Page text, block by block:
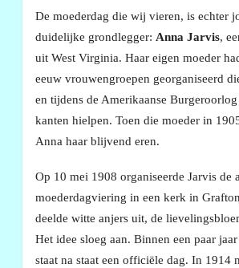
De moederdag die wij vieren, is echter
duidelijke grondlegger: Anna Jarvis,
uit West Virginia. Haar eigen moeder
eeuw vrouwengroepen georganiseerd
en tijdens de Amerikaanse
kanten hielpen. Toen die moeder in
Anna haar blijvend eren.
Op 10 mei 1908 organiseerde Jarvis de
moederdagviering in een kerk in
deelde witte anjers uit, de
Het idee sloeg aan. Binnen een paar
staat na staat een officiële dag. In 1914